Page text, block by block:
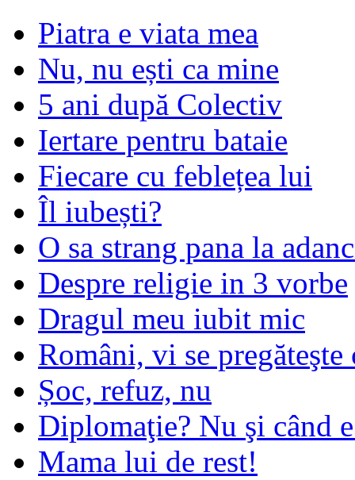
Piatra e viata mea
Nu, nu ești ca mine
5 ani după Colectiv
Iertare pentru bataie
Fiecare cu feblețea lui
Îl iubești?
O sa strang pana la
Despre religie in 3 vorbe
Dragul meu iubit mic
Români, vi se pregăteşte
Șoc, refuz, nu
Diplomaţie? Nu şi când
Mama lui de rest!